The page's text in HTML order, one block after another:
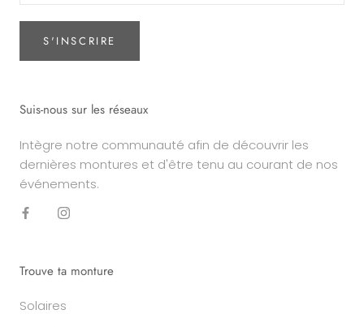
S'INSCRIRE
Suis-nous sur les réseaux
Intègre notre communauté afin de découvrir les
dernières montures et d'être tenu au courant de nos
événements.
Trouve ta monture
Solaires